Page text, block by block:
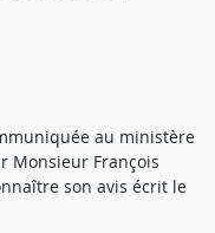
au ministère
Monsieur François
son avis écrit le